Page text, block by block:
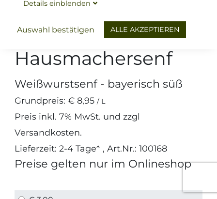
Details einblenden
Auswahl bestätigen ALLE AKZEPTIEREN
Brotzeit & Küche
Händlmeier
Hausmachersenf
Weißwurstsenf - bayerisch süß
Grundpreis: € 8,95 / L
Preis inkl. 7% MwSt. und zzgl
Versandkosten.
Lieferzeit: 2-4 Tage* , Art.Nr.: 100168
Preise gelten nur im Onlineshop